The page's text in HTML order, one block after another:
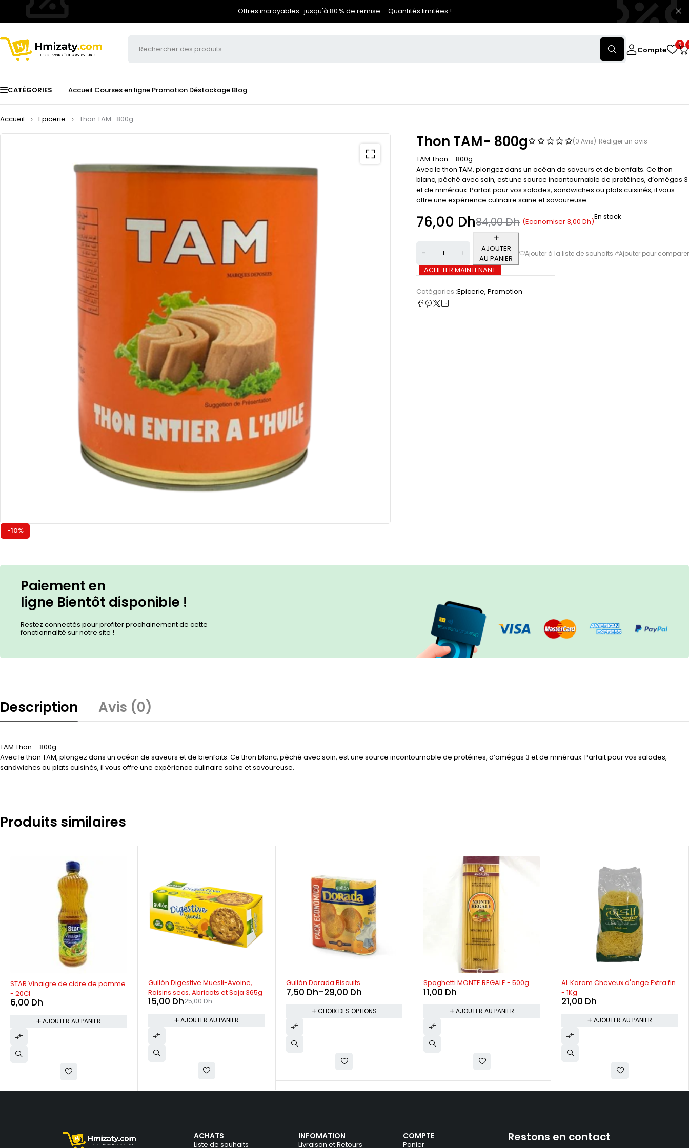
Offres incroyables : jusqu'à 80 % de remise – Quantités limitées !
Compte
0
CATÉGORIES Accueil Courses en ligne Promotion Déstockage Blog
Accueil Epicerie Thon TAM- 800g
-10%
Thon TAM- 800g (0 Avis) Rédiger un avis
TAM Thon – 800g
Avec le thon TAM, plongez dans un océan de saveurs et de bienfaits. Ce thon
blanc, pêché avec soin, est une source incontournable de protéines, d’omégas 3
et de minéraux. Parfait pour vos salades, sandwiches ou plats cuisinés, il vous
offre une expérience culinaire saine et savoureuse.
84,00Dh
76,00 Dh (Economiser8,00 Dh)
En stock
AJOUTER
AU PANIER
ACHETER MAINTENANT
Catégories :Epicerie, Promotion
Paiement en
ligne Bientôt disponible !
Restez connectés pour profiter prochainement de cette
fonctionnalité sur notre site !
Description Avis (0)
TAM Thon – 800g
Avec le thon TAM, plongez dans un océan de saveurs et de bienfaits. Ce thon blanc, pêché avec soin, est une source incontournable de protéines, d’omégas 3 et de minéraux. Parfait pour vos salades,
sandwiches ou plats cuisinés, il vous offre une expérience culinaire saine et savoureuse.
Produits similaires
STAR Vinaigre de cidre de pomme
- 20Cl
6,00 Dh
AJOUTER AU PANIER
-40%
Gullón Digestive Muesli-Avoine,
Raisins secs, Abricots et Soja 365g
25,00Dh
15,00 Dh
AJOUTER AU PANIER
Gullón Dorada Biscuits
7,50 Dh–29,00 Dh
CHOIX DES OPTIONS
Spaghetti MONTE REGALE - 500g
11,00 Dh
AJOUTER AU PANIER
AL Karam Cheveux d'ange Extra fin
- 1Kg
21,00 Dh
AJOUTER AU PANIER
ACHATS
Liste de souhaits
INFOMATION
Livraison et Retours
COMPTE
Panier
Restons en contact